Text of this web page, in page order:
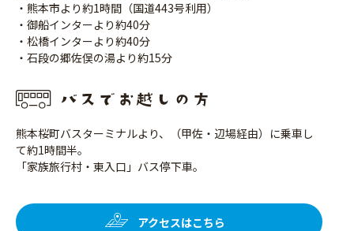
・熊本市より約1時間（国道443号利用）
・御船インターより約40分
・松橋インターより約40分
・石段の郷佐俣の湯より約15分
熊本桜町バスターミナルより、（甲佐・辺場経由）に乗車し
て約1時間半。
「家族旅行村・東入口」バス停下車。
アクセスはこちら